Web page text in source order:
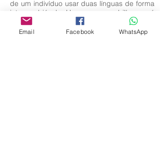
de um indivíduo usar duas línguas de forma
intercambiável. Uma pessoa bilíngue é
aquela que pode entender, comunicar e se
expressar de forma clara e precisa em duas
Email Facebook WhatsApp